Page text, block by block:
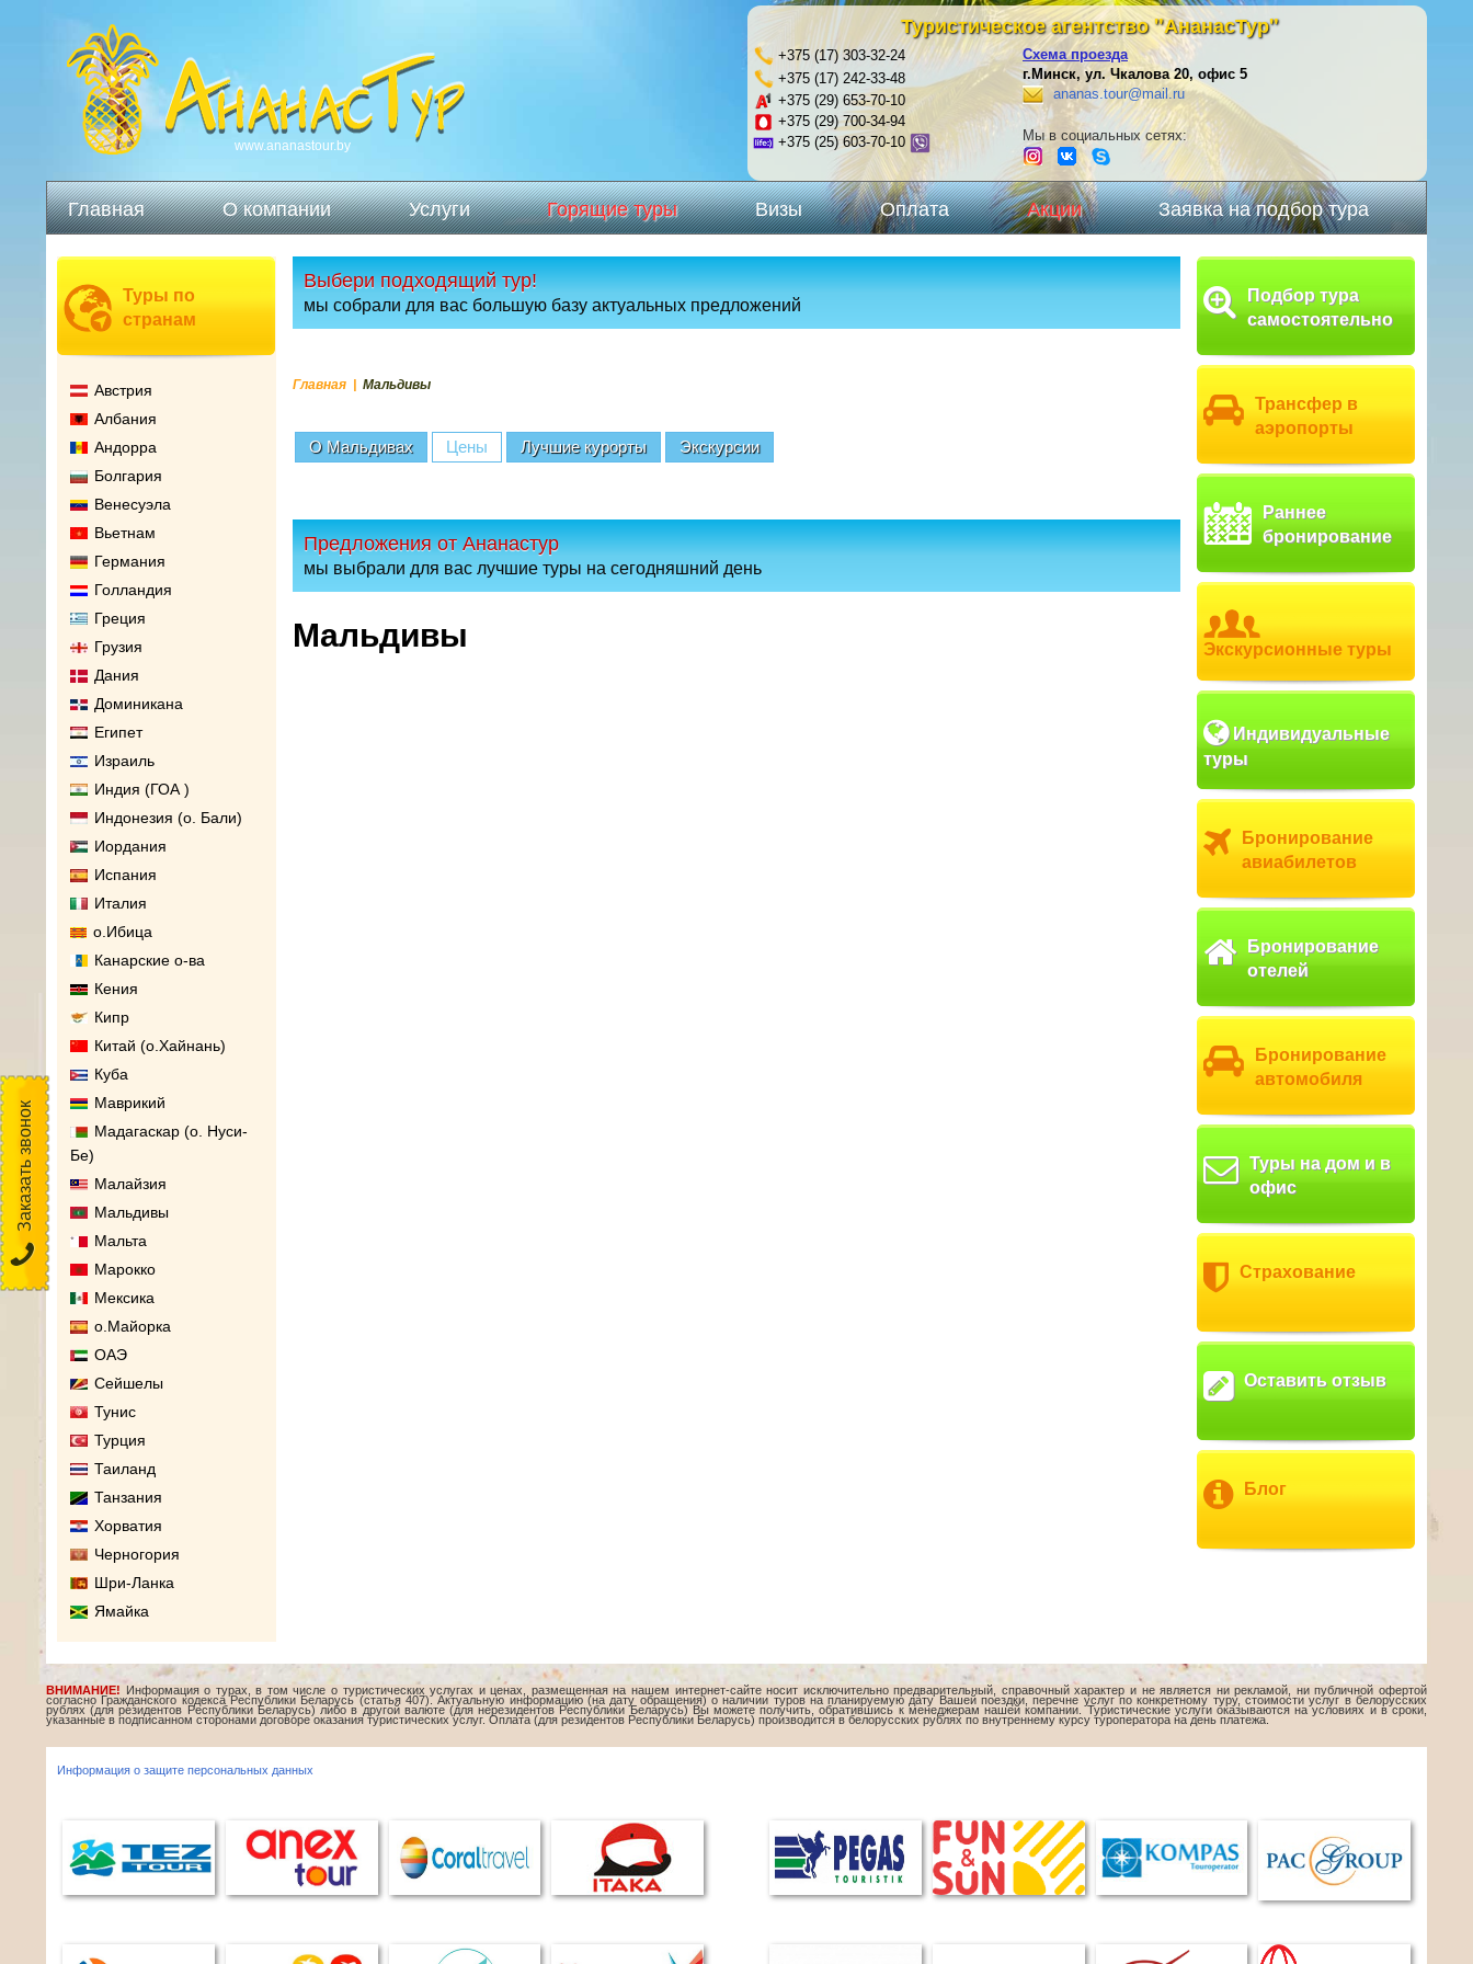
www.ananastour.by
Туристическое агентство"АнанасТур"
+375 (17) 303-32-24
+375 (17) 242-33-48
+375 (29) 653-70-10
+375 (29) 700-34-94
+375 (25) 603-70-10
Схема проезда
г.Минск,ул. Чкалова 20, офис 5
ananas.tour@mail.ru
Мы в социальных сетях:
Главная О компании Услуги Горящие туры Визы Оплата Акции Заявка на подбор тура
Заказать звонок
Выбери подходящий тур!
мы собрали для вас большую базу актуальных предложений
Главная Мальдивы
О Мальдивах Цены Лучшие курорты Экскурсии
Предложения от Ананастур
мы выбрали для вас лучшие туры на сегодняшний день
Мальдивы
Туры по
странам
Австрия
Албания
Андорра
Болгария
Венесуэла
Вьетнам
Германия
Голландия
Греция
Грузия
Дания
Доминикана
Египет
Израиль
Индия (ГОА )
Индонезия (о. Бали)
Иордания
Испания
Италия
о.Ибица
Канарские о-ва
Кения
Кипр
Китай (о.Хайнань)
Куба
Маврикий
Мадагаскар (о. Нуси-
Бе)
Малайзия
Мальдивы
Мальта
Марокко
Мексика
о.Майорка
ОАЭ
Сейшелы
Тунис
Турция
Таиланд
Танзания
Хорватия
Черногория
Шри-Ланка
Ямайка
Подбор тура
самостоятельно
Трансфер в
аэропорты
Раннее
бронирование
Экскурсионные туры
Индивидуальные
туры
Бронирование
авиабилетов
Бронирование
отелей
Бронирование
автомобиля
Туры на дом и в
офис
Страхование
Оставить отзыв
Блог
ВНИМАНИЕ! Информация о турах, в том числе о туристических услугах и ценах, размещенная на нашем интернет-сайте носит исключительно предварительный, справочный характер и не является ни рекламой, ни публичной офертой
согласно Гражданского кодекса Республики Беларусь (статья 407). Актуальную информацию (на дату обращения) о наличии туров на планируемую дату Вашей поездки, перечне услуг по конкретному туру, стоимости услуг в белорусских
рублях (для резидентов Республики Беларусь) либо в другой валюте (для нерезидентов Республики Беларусь) Вы можете получить, обратившись к менеджерам нашей компании. Туристические услуги оказываются на условиях и в сроки,
указанные в подписанном сторонами договоре оказания туристических услуг. Оплата (для резидентов Республики Беларусь) производится в белорусских рублях по внутреннему курсу туроператора на день платежа.
Информация о защите персональных данных